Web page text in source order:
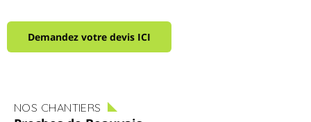
Demandez votre devis ICI
NOS CHANTIERS